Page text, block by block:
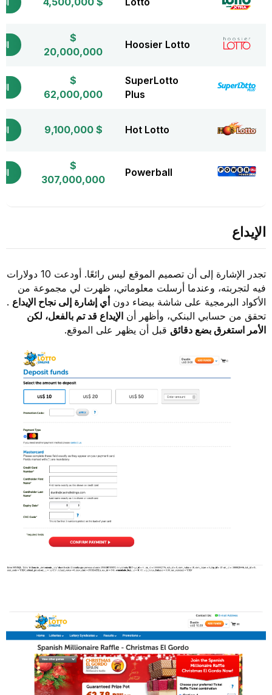
Hoosier Lotto
$
20,000,000
SuperLotto
Plus
$
62,000,000
Hot Lotto
$ 9,100,000
Powerball
$
307,000,000
الإيداع
تجدر الإشارة إلى أن تصميم الموقع ليس رائعًا. أودعت 10 دولارات
فيه لتجربته، وعندما أرسلت معلوماتي، ظهرت لي مجموعة من
الأكواد البرمجية على شاشة بيضاء دونأي إشارة إلى نجاح الإيداع.
تحقق من حسابي البنكي، وأظهر أنالإيداع قد تم بالفعل، لكن
الأمر استغرق بضع دقائققبل أن يظهر على الموقع.